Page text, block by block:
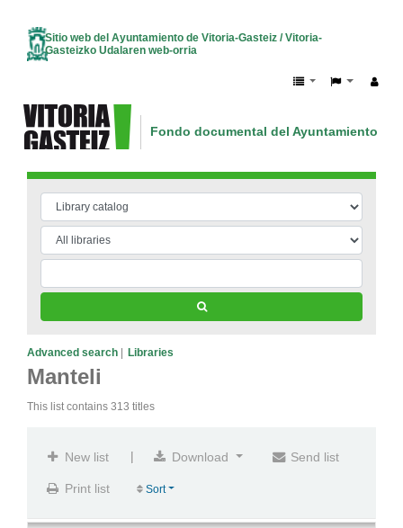
Fondo documental del Ayuntamiento de
Sitio web del Ayuntamiento de Vitoria-Gasteiz / Vitoria-
Gasteizko Udalaren web-orria
Advanced search Libraries
Manteli
This list contains 313 titles
New list | Download Send list
Print list Sort